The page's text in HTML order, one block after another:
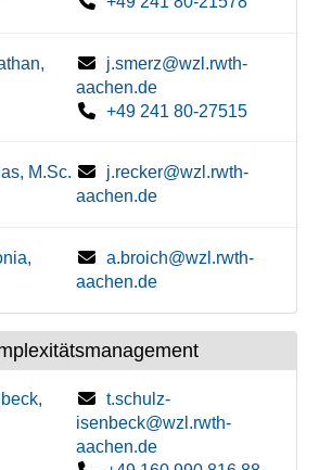
j.smerz@wzl.rwth-
aachen.de
+49 241 80-27515
M.Sc.
j.recker@wzl.rwth-
aachen.de
a.broich@wzl.rwth-
aachen.de
t.schulz-
isenbeck@wzl.rwth-
aachen.de